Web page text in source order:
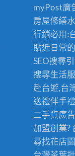
myPost廣
房屋修繕
行銷必用:
貼近日常的
SEO搜尋
搜尋生活
赴台遊,台
送禮伴手
二手貨廣
加盟創業?
尋找花店